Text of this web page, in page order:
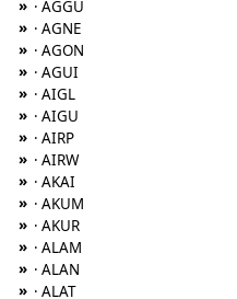
» · AGGU
» · AGNE
» · AGON
» · AGUI
» · AIGL
» · AIGU
» · AIRP
» · AIRW
» · AKAI
» · AKUM
» · AKUR
» · ALAM
» · ALAN
» · ALAT